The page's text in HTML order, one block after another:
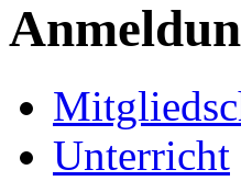
Unterricht